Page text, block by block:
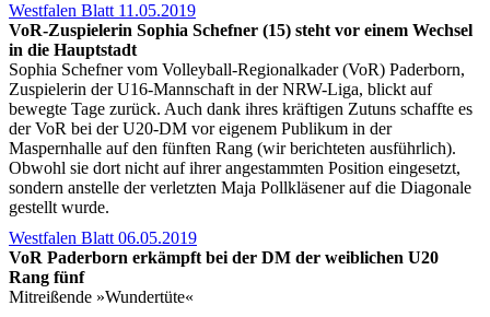
Westfalen Blatt 11.05.2019
VoR-Zuspielerin Sophia Schefner (15) steht vor einem Wechsel
in die Hauptstadt
Sophia Schefner vom Volleyball-Regionalkader (VoR) Paderborn,
Zuspielerin der U16-Mannschaft in der NRW-Liga, blickt auf
bewegte Tage zurück. Auch dank ihres kräftigen Zutuns schaffte es
der VoR bei der U20-DM vor eigenem Publikum in der
Maspernhalle auf den fünften Rang (wir berichteten ausführlich).
Obwohl sie dort nicht auf ihrer angestammten Position eingesetzt,
sondern anstelle der verletzten Maja Pollkläsener auf die Diagonale
gestellt wurde.
Westfalen Blatt 06.05.2019
VoR Paderborn erkämpft bei der DM der weiblichen U20
Rang fünf
Mitreißende »Wundertüte«